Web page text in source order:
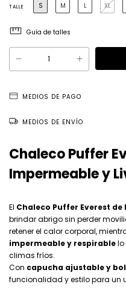
TALLE S M L XL
Guía de talles
MEDIOS DE PAGO
MEDIOS DE ENVÍO
Chaleco Puffer
Impermeable y
El Chaleco Puffer Everest de
brindar abrigo sin perder
retener el calor corporal,
impermeable y respirablelo
climas fríos.
Con capucha ajustable y
funcionalidad y estilo para un